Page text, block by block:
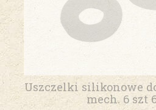
Uszczelki silikonowe
mech. 6 szt